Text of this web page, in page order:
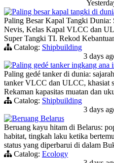
Paling besar kapal tangki di
Paling Besar Kapal Tangki Dunia:
Nevis, Kelas Kapal VLCC dan
Super Tangki TI. Rekod
Catalog: Shipbuilding
3 days
Paling gedé tanker ingkang ana
Paling gedé tanker di dunia:
tanker VLCC dan ULCC, khasiat
Rekaman kapasitas muatan dan
Catalog: Shipbuilding
3 days
Beruang Belarus
Beruang kayu hitam di Belarus:
habitat, tingkah laku ketika
status yang diperbarui di dalam
Catalog: Ecology